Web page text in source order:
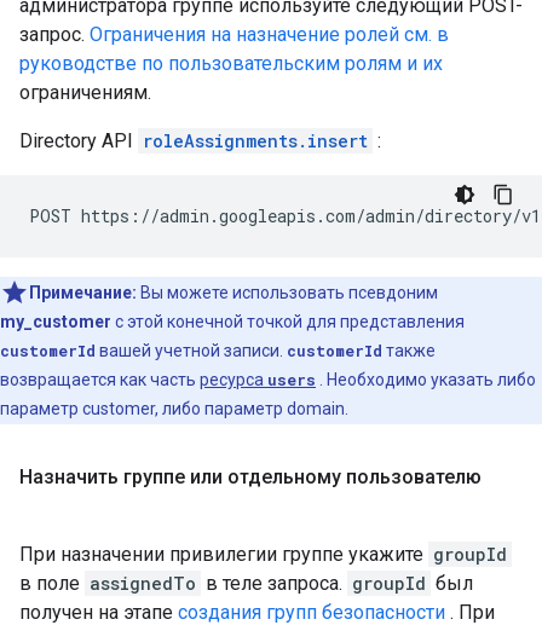
администратора группе используйте следующий POST-
запрос. Ограничения на назначение ролей см. в
руководстве по пользовательским ролям и их
ограничениям.
Directory API roleAssignments.insert :
Примечание: Вы можете использовать псевдоним
my_customer с этой конечной точкой для представления
customerId вашей учетной записи. customerId также
возвращается как часть ресурса users . Необходимо указать либо
параметр customer, либо параметр domain.
Назначить группе или отдельному пользователю
При назначении привилегии группе укажите groupId
в поле assignedTo в теле запроса. groupId был
получен на этапе создания групп безопасности . При